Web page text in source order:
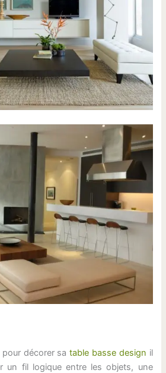
pour décorer satable basse design il
un fil logique entre les objets, une